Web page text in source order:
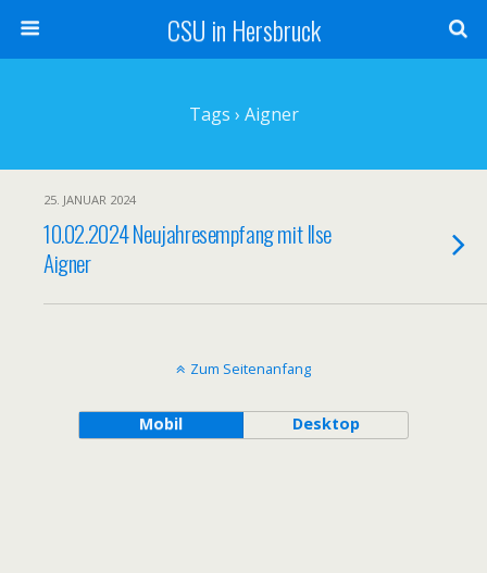
CSU in Hersbruck
Tags › Aigner
25. JANUAR 2024
10.02.2024 Neujahresempfang mit Ilse
Aigner
Zum Seitenanfang
Mobil Desktop